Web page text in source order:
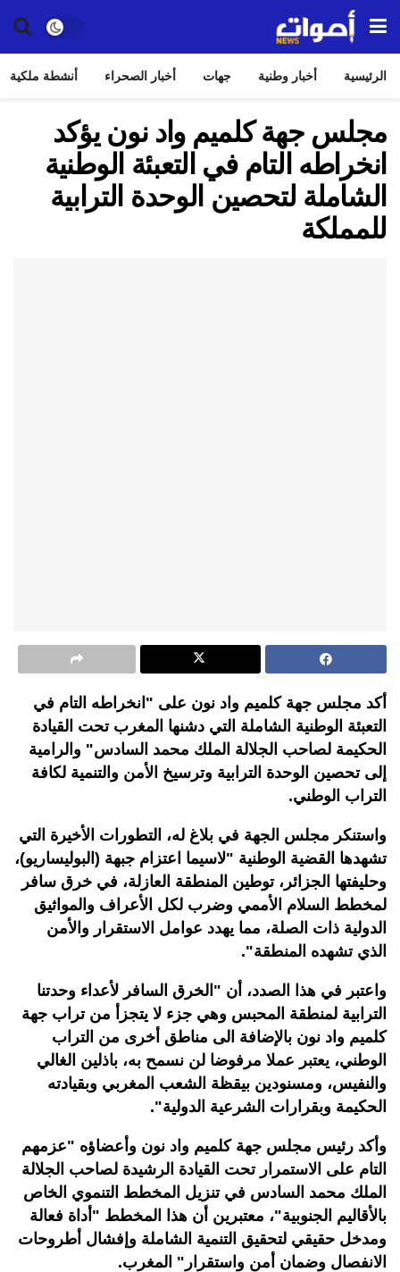
الرئيسية أخبار وطنية جهات أخبار الصحراء أنشطة ملكية
مجلس جهة كلميم واد نون يؤكد
انخراطه التام في التعبئة الوطنية
الشاملة لتحصين الوحدة الترابية
للمملكة
أكد مجلس جهة كلميم واد نون على "انخراطه التام في
التعبئة الوطنية الشاملة التي دشنها المغرب تحت القيادة
الحكيمة لصاحب الجلالة الملك محمد السادس" والرامية
إلى تحصين الوحدة الترابية وترسيخ الأمن والتنمية لكافة
التراب الوطني.
واستنكر مجلس الجهة في بلاغ له، التطورات الأخيرة التي
تشهدها القضية الوطنية "لاسيما اعتزام جبهة (البوليساريو)،
وحليفتها الجزائر، توطين المنطقة العازلة، في خرق سافر
لمخطط السلام الأممي وضرب لكل الأعراف والمواثيق
الدولية ذات الصلة، مما يهدد عوامل الاستقرار والأمن
الذي تشهده المنطقة".
واعتبر في هذا الصدد، أن "الخرق السافر لأعداء وحدتنا
الترابية لمنطقة المحبس وهي جزء لا يتجزأ من تراب جهة
كلميم واد نون بالإضافة الى مناطق أخرى من التراب
الوطني، يعتبر عملا مرفوضا لن نسمح به، باذلين الغالي
والنفيس، ومسنودين بيقظة الشعب المغربي وبقيادته
الحكيمة وبقرارات الشرعية الدولية".
وأكد رئيس مجلس جهة كلميم واد نون وأعضاؤه "عزمهم
التام على الاستمرار تحت القيادة الرشيدة لصاحب الجلالة
الملك محمد السادس في تنزيل المخطط التنموي الخاص
بالأقاليم الجنوبية"، معتبرين أن هذا المخطط "أداة فعالة
ومدخل حقيقي لتحقيق التنمية الشاملة وإفشال أطروحات
الانفصال وضمان أمن واستقرار" المغرب.